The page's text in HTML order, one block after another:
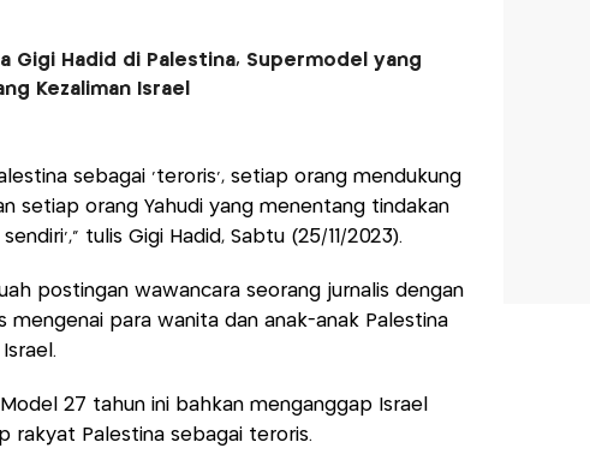
Gigi Hadid di Palestina, Supermodel yang
Kezaliman Israel
sebagai ‘teroris’, setiap orang mendukung
setiap orang Yahudi yang menentang tindakan
tulis Gigi Hadid, Sabtu (25/11/2023).
postingan wawancara seorang jurnalis dengan
mengenai para wanita dan anak-anak Palestina
27 tahun ini bahkan menganggap Israel
rakyat Palestina sebagai teroris.